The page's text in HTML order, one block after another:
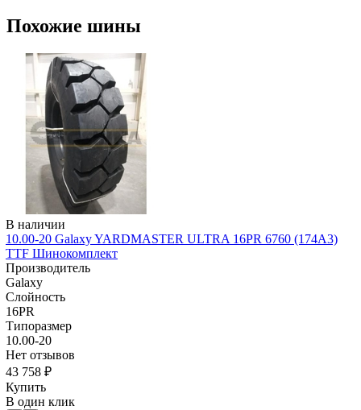
Похожие шины
В наличии
10.00-20 Galaxy YARDMASTER ULTRA 16PR 6760 (174A3)
TTF Шинокомплект
Производитель
Galaxy
Слойность
16PR
Типоразмер
10.00-20
Нет отзывов
43 758 ₽
Купить
В один клик